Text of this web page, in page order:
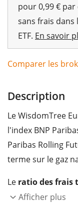
pour 0,99 €
sans frais
ETF. En savoir
Comparer les
Description
Le WisdomTree
l'index BNP
Paribas Rolling
terme sur le gaz
Le ratio des frais
p.a.. Le
Afficher plus